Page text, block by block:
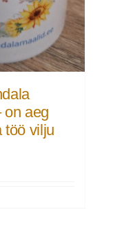
on aeg
töö vilju